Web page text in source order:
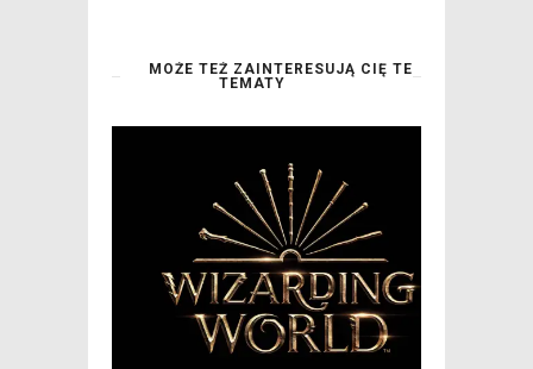
MOŻE TEŻ ZAINTERESUJĄ CIĘ TE
TEMATY